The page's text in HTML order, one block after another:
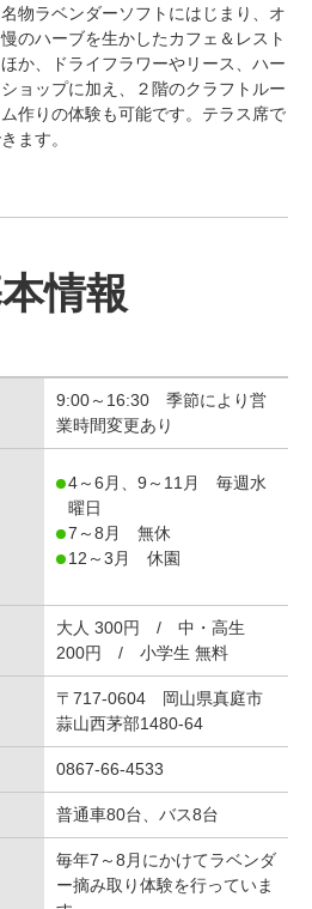
物ラベンダーソフトにはじまり、オ
のハーブを生かしたカフェ＆レスト
か、ドライフラワーやリース、ハー
ョップに加え、２階のクラフトルー
作りの体験も可能です。テラス席で
ます。
情報
9:00～16:30 季節により営
業時間変更あり
4～6月、9～11月 毎週水
曜日
7～8月 無休
12～3月 休園
大人 300円 / 中・高生
200円 / 小学生 無料
〒717-0604 岡山県真庭市
蒜山西茅部1480-64
0867-66-4533
普通車80台、バス8台
毎年7～8月にかけてラベンダ
ー摘み取り体験を行っていま